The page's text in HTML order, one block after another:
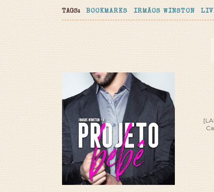
TAGS: BOOKMARKS IRMÃOS WINSTON